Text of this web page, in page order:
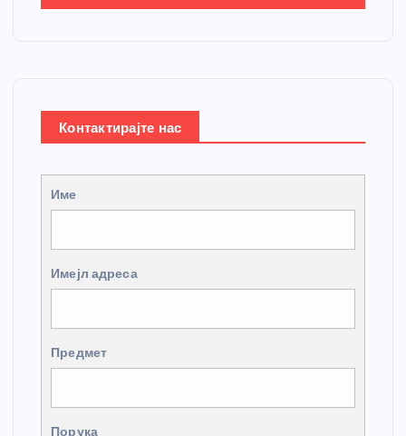
Контактирајте нас
Име
Имејл адреса
Предмет
Порука